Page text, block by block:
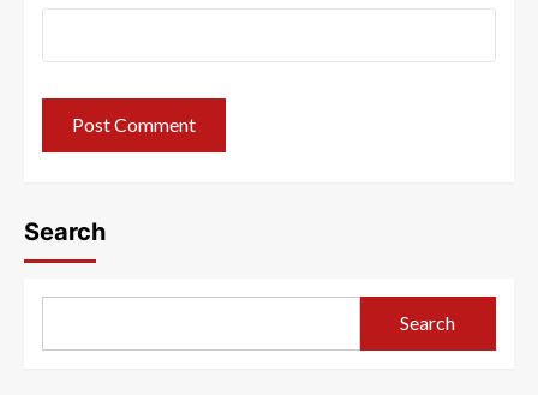
Search
Search